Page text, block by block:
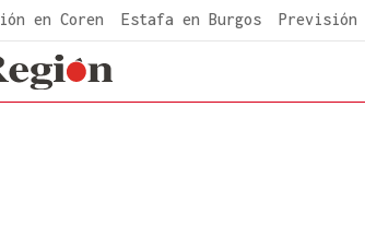
en Coren Estafa en Burgos Previsión